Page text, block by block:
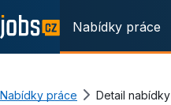
Nabídky práce
Nabídky práce Detail nabídky